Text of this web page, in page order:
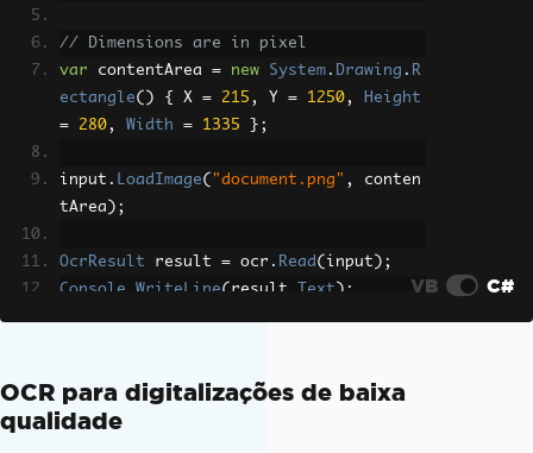
// Dimensions are in pixel
var contentArea = new System . Drawing . R
ectangle() { X = 215 , Y = 1250,
Height
=
280, Width = 1335 };
input . LoadImage( "document.png" ,
conten
tArea );
OcrResult result = ocr . Read ( input );
Console
WriteLine( result Text ); VB C#
OCR para digitalizações de baixa
qualidade